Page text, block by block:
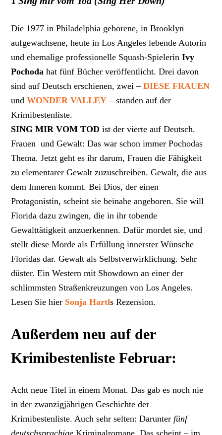
Die 1977 in Philadelphia geborene, in Brooklyn
aufgewachsene, heute in Los Angeles lebende Autorin
und ehemalige professionelle Squash-SpielerinIvy
Pochoda hat fünf Bücher veröffentlicht. Drei davon
sind auf Deutsch erschienen, zwei –DIESE FRAUEN
undWONDER VALLEY – standen auf der
Krimibestenliste.
SING MIR VOM TODist der vierte auf Deutsch.
Frauen und Gewalt: Das war schon immer Pochodas
Thema. Jetzt geht es ihr darum, Frauen die Fähigkeit
zu elementarer Gewalt zuzuschreiben. Gewalt, die aus
dem Inneren kommt. Bei Dios, der einen
Protagonistin, scheint sie beinahe angeboren. Sie will
Florida dazu zwingen, die in ihr tobende
Gewalttätigkeit anzuerkennen. Dafür mordet sie, und
stellt diese Morde als Erfüllung innerster Wünsche
Floridas dar. Gewalt als Selbstverwirklichung. Sehr
düster. Ein Western mit Showdown an einer der
schlimmsten Straßenkreuzungen von Los Angeles.
Lesen Sie hier Sonja Hartls Rezension.
Außerdem neu auf der
Krimibestenliste Februar:
Acht neue Titel in einem Monat. Das gab es noch nie
in der zwanzigjährigen Geschichte der
Krimibestenliste. Auch sehr selten: Darunter fünf
deutschsprachige Kriminalromane. Das scheint – im